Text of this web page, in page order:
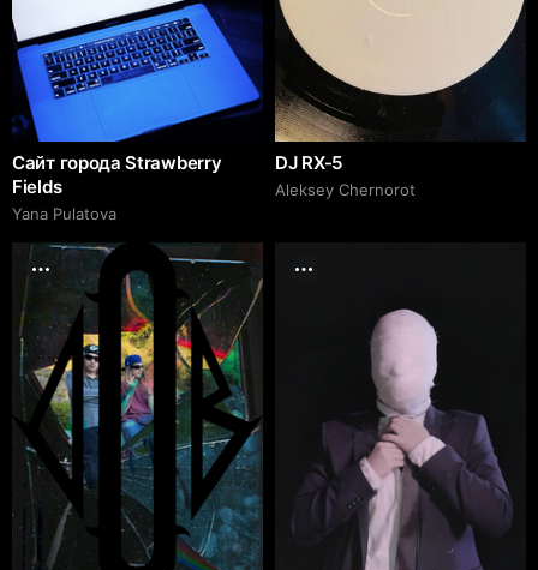
Сайт города Strawberry
Fields
Yana Pulatova
DJ RX-5
Aleksey Chernorot